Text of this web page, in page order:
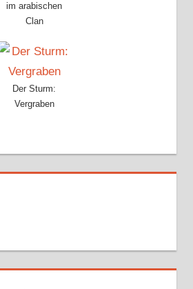
im arabischen
Clan
Der Sturm:
Vergraben